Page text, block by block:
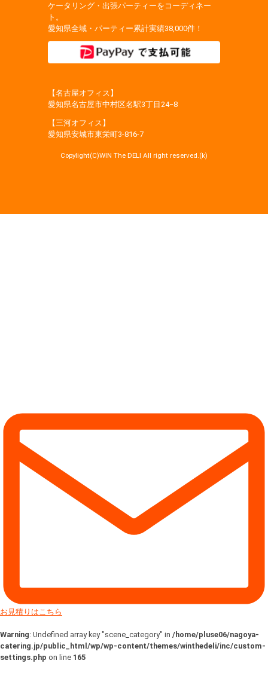
ケータリング・出張パーティーをコーディネー
ト。
愛知県全域・パーティー累計実績38,000件！
【名古屋オフィス】
愛知県名古屋市中村区名駅3丁目24−8
【三河オフィス】
愛知県安城市東栄町3‐816‐7
Copylight(C)WIN The DELI All right reserved.(k)
お見積りはこちら
Warning: Undefined array key "scene_category" in /home/pluse06/nagoya-
catering.jp/public_html/wp/wp-content/themes/winthedeli/inc/custom-
settings.php on line 165